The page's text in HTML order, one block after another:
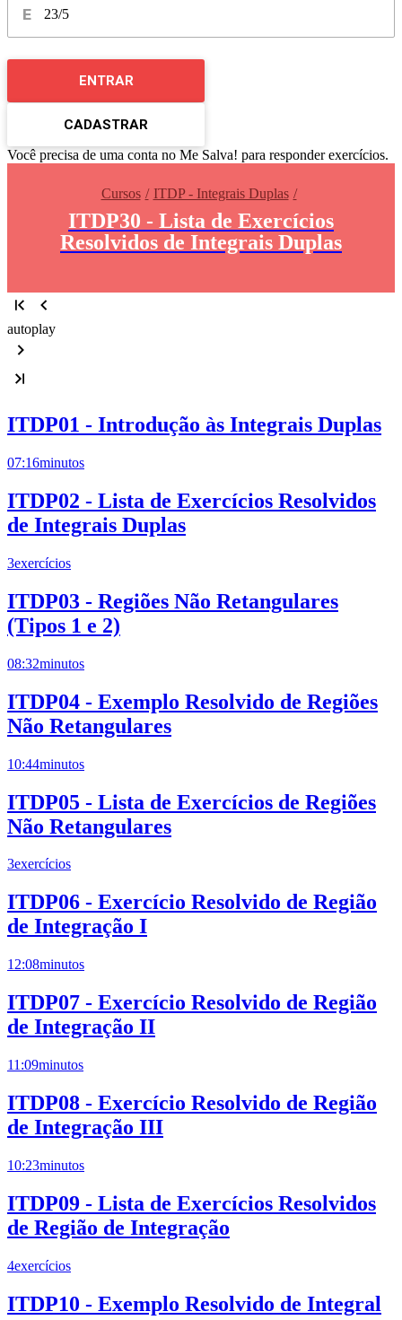
23/5
ENTRAR
CADASTRAR
Você precisa de uma conta no Me Salva! para responder exercícios.
Cursos ITDP - Integrais Duplas
ITDP30 - Lista de Exercícios
Resolvidos de Integrais Duplas
autoplay
ITDP01 - Introdução às Integrais Duplas
07:16minutos
ITDP02 - Lista de Exercícios Resolvidos
de Integrais Duplas
3exercícios
ITDP03 - Regiões Não Retangulares
(Tipos 1 e 2)
08:32minutos
ITDP04 - Exemplo Resolvido de Regiões
Não Retangulares
10:44minutos
ITDP05 - Lista de Exercícios de Regiões
Não Retangulares
3exercícios
ITDP06 - Exercício Resolvido de Região
de Integração I
12:08minutos
ITDP07 - Exercício Resolvido de Região
de Integração II
11:09minutos
ITDP08 - Exercício Resolvido de Região
de Integração III
10:23minutos
ITDP09 - Lista de Exercícios Resolvidos
de Região de Integração
4exercícios
ITDP10 - Exemplo Resolvido de Integral